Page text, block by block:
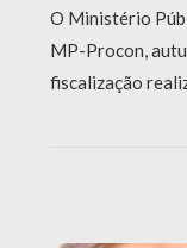
O Ministério
MP-Procon,
fiscalização